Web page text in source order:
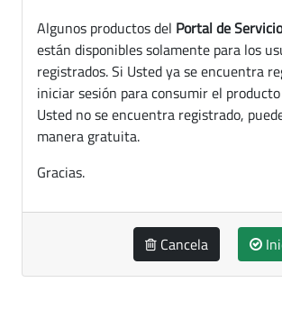
Algunos productos del Portal de
están disponibles solamente para los
registrados. Si Usted ya se encuentra
iniciar sesión para consumir el
Usted no se encuentra registrado,
manera gratuita.
Gracias.
Cancela